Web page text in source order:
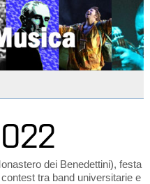
dei Benedettini), festa
tra band universitarie e